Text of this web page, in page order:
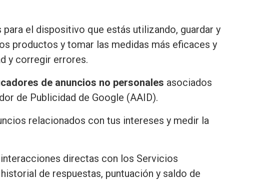
el dispositivo que estás utilizando, guardar y
productos y tomar las medidas más eficaces y
y corregir errores.
de anuncios no personales asociados
de Publicidad de Google (AAID).
relacionados con tus intereses y medir la
directas con los Servicios
de respuestas, puntuación y saldo de